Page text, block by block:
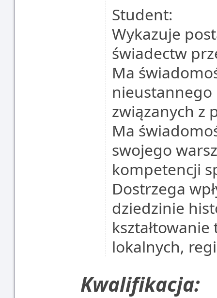
Student:
Wykazuje
świadectw
Ma
nieustannego
związanych z
Ma
swojego
kompetencji
Dostrzega
dziedzinie
lokalnych,
Kwalifikacja: